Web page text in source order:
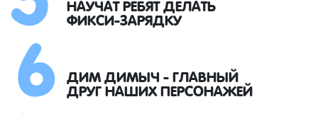
ФИКСИ-ЗАРЯДКУ
ДИМ ДИМЫЧ - ГЛАВНЫЙ
ДРУГ НАШИХ ПЕРСОНАЖЕЙ